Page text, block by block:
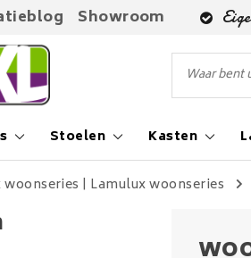
Showroom
Stoelen Kasten
| Lamulux woonseries